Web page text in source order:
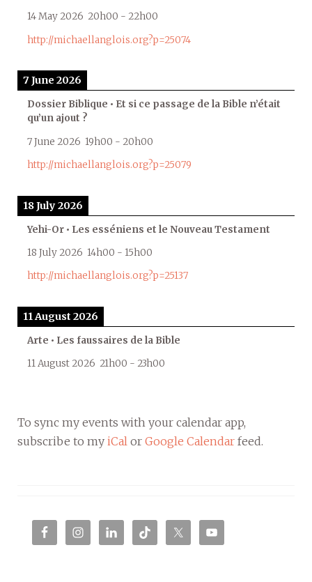
14 May 2026 20h00 - 22h00
http://michaellanglois.org?p=25074
7 June 2026
Dossier Biblique • Et si ce passage de la Bible n’était
qu’un ajout ?
7 June 2026 19h00 - 20h00
http://michaellanglois.org?p=25079
18 July 2026
Yehi-Or • Les esséniens et le Nouveau Testament
18 July 2026 14h00 - 15h00
http://michaellanglois.org?p=25137
11 August 2026
Arte • Les faussaires de la Bible
11 August 2026 21h00 - 23h00
To sync my events with your calendar app,
subscribe to my iCal or Google Calendar feed.